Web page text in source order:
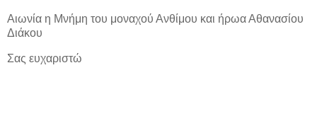
Αιωνία η Μνήμη του μοναχού Ανθίμου και ήρωα Αθανασίου
Διάκου
Σας ευχαριστώ